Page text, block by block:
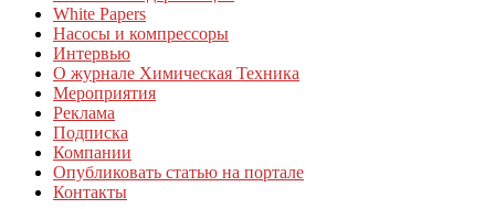
White Papers
Насосы и компрессоры
Интервью
О журнале Химическая Техника
Мероприятия
Реклама
Подписка
Компании
Опубликовать статью на портале
Контакты